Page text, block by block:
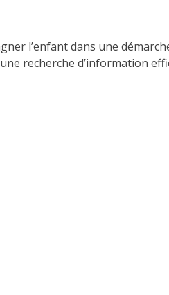
l’enfant dans une
recherche d’information